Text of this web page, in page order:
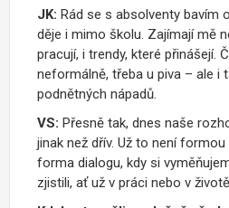
JK: Rád se s absolventy bavím
děje i mimo školu. Zajímají mě
pracují, i trendy, které přinášejí.
neformálně, třeba u piva – ale i
podnětných nápadů.
VS: Přesně tak, dnes naše
jinak než dřív. Už to neníformou
forma dialogu, kdy si vyměň
zjistili, aťuž v práci nebo v životě